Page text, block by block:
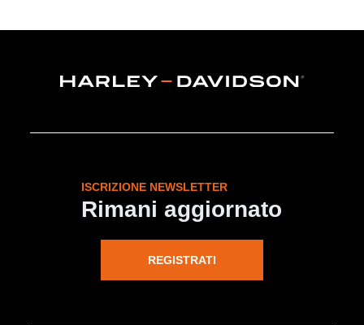
ISCRIZIONE NEWSLETTER
Rimani aggiornato
REGISTRATI